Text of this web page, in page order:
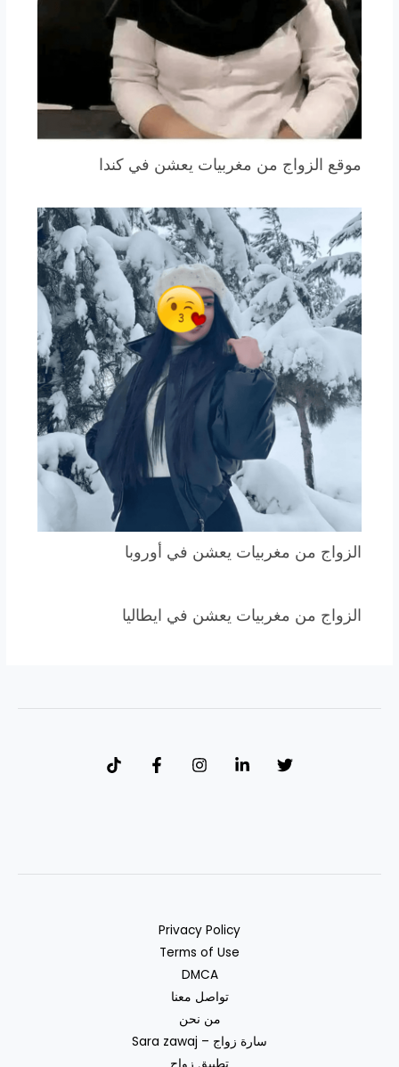
موقع الزواج من مغربيات يعشن في كندا
الزواج من مغربيات يعشن في أوروبا
الزواج من مغربيات يعشن في ايطاليا
Privacy Policy
Terms of Use
DMCA
تواصل معنا
من نحن
سارة زواج – Sara zawaj